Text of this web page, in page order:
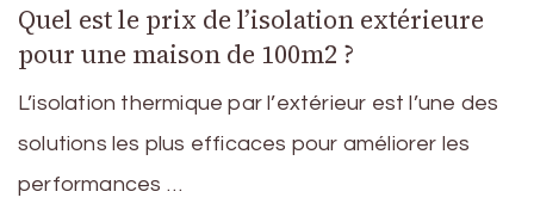
Quel est le prix de l’isolation extérieure
pour une maison de 100m2 ?
L’isolation thermique par l’extérieur est l’une des
solutions les plus efficaces pour améliorer les
performances …